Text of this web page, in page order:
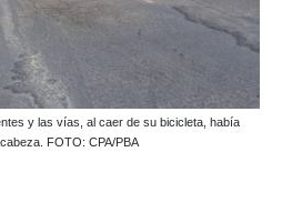
y las vías, al caer de su bicicleta, había
FOTO: CPA/PBA